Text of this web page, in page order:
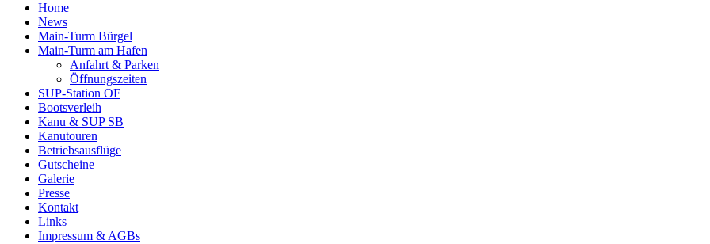
Home
News
Main-Turm Bürgel
Main-Turm am Hafen
Anfahrt & Parken
Öffnungszeiten
SUP-Station OF
Bootsverleih
Kanu & SUP SB
Kanutouren
Betriebsausflüge
Gutscheine
Galerie
Presse
Kontakt
Links
Impressum & AGBs